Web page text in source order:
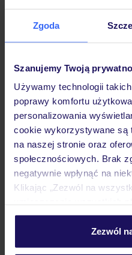
Zgoda
Szanujemy Twoją
Używamy technologii
poprawy komfortu
personalizowania
cookie wykorzystywane są
na naszej stronie oraz
społecznościowych. Brak
negatywnie wpłynąć na
Klikając „Zezwól na
personalizować swój
Szczegółowe informacje o
Zezwól
Pokoje
Wyżywienie
Atrakcje
Ważne informacje